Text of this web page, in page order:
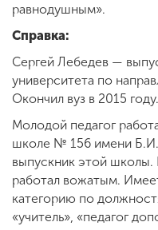
равнодушным».
Справка:
Сергей Лебедев —
университета по
Окончил вуз в 2015 году.
Молодой педагог
школе № 156 имени
выпускник этой школы.
работал вожатым.
категорию по
«учитель», «педагог